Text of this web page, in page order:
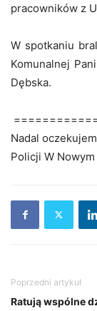
pracowników z
W spotkaniu
Komunalnej
Dębska.
Nadal
Policji W
Poprzedni artykuł
Ratują wspólne